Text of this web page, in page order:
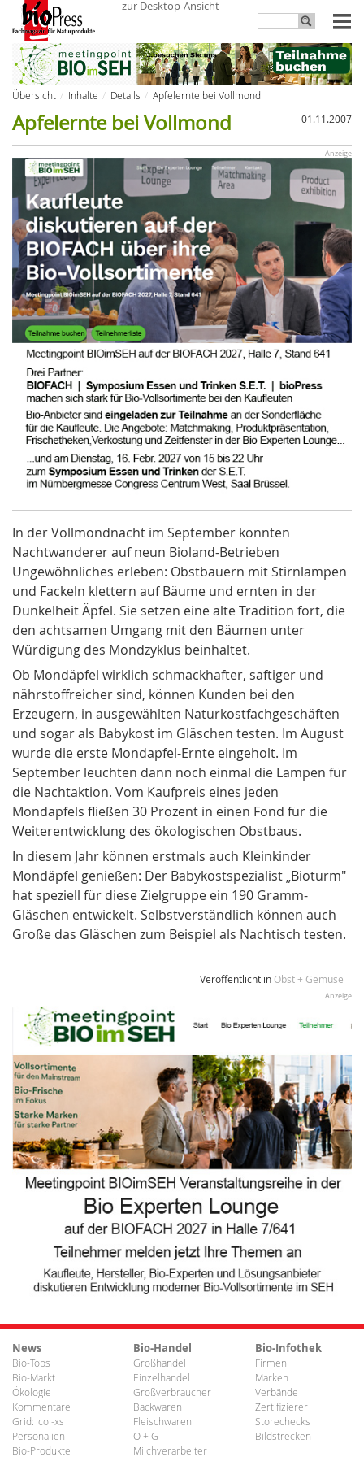
zur Desktop-Ansicht
Übersicht Inhalte Details
Apfelernte bei Vollmond
01.11.2007
Apfelernte bei Vollmond
Anzeige
In der Vollmondnacht im September konnten
Nachtwanderer auf neun Bioland-Betrieben
Ungewöhnliches erleben: Obstbauern mit Stirnlampen
und Fackeln klettern auf Bäume und ernten in der
Dunkelheit Äpfel. Sie setzen eine alte Tradition fort, die
den achtsamen Umgang mit den Bäumen unter
Würdigung des Mondzyklus beinhaltet.
Ob Mondäpfel wirklich schmackhafter, saftiger und
nährstoffreicher sind, können Kunden bei den
Erzeugern, in ausgewählten Naturkostfachgeschäften
und sogar als Babykost im Gläschen testen. Im August
wurde die erste Mondapfel-Ernte eingeholt. Im
September leuchten dann noch einmal die Lampen für
die Nachtaktion. Vom Kaufpreis eines jeden
Mondapfels fließen 30 Prozent in einen Fond für die
Weiterentwicklung des ökologischen Obstbaus.
In diesem Jahr können erstmals auch Kleinkinder
Mondäpfel genießen: Der Babykostspezialist „Bioturm"
hat speziell für diese Zielgruppe ein 190 Gramm-
Gläschen entwickelt. Selbstverständlich können auch
Große das Gläschen zum Beispiel als Nachtisch testen.
Veröffentlicht in Obst + Gemüse
Anzeige
News
Bio-Tops
Bio-Markt
Ökologie
Kommentare
Grid: col-xs
Personalien
Bio-Produkte
Bio-Handel
Großhandel
Einzelhandel
Großverbraucher
Backwaren
Fleischwaren
O + G
Milchverarbeiter
Bio-Infothek
Firmen
Marken
Verbände
Zertifizierer
Storechecks
Bildstrecken